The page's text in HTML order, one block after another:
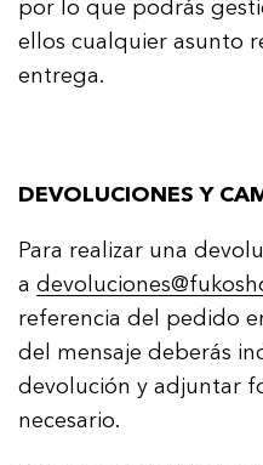
por lo que podrás
ellos cualquier asunto
entrega.
DEVOLUCIONES Y
Para realizar una
a
referencia del pedido
del mensaje deberás
devolución y adjuntar
necesario.